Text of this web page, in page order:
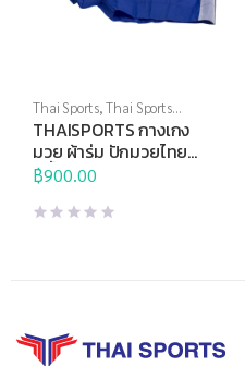
Thai Sports,Thai Sports
Brand,ชกมวย,ศิลปะการต่อสู้
ป้องกันตัว
THAISPORTS กางเกง
มวย ผ้าร่ม ปักมวยไทย
สีน้ำเงินแถบขาว
฿900.00